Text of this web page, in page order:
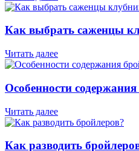
Как выбрать саженцы
Читать далее
Особенности
Читать далее
Как разводить